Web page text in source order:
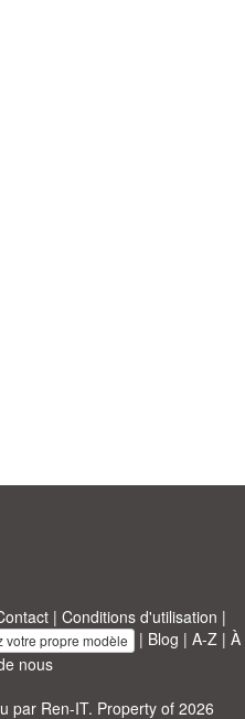
| Conditions d'utilisation |
votre propre modèle | Blog | A-Z | À
nous
par Ren-IT. Property of 2026